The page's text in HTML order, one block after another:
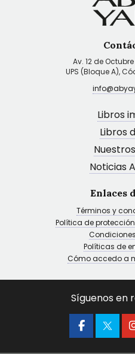
Av. 12 de
UPS (Bloque A),
Libros
Libros
Noticias
Enlaces
Términos y
Política de
Políticas de
Cómo accedo a
Síguenos en